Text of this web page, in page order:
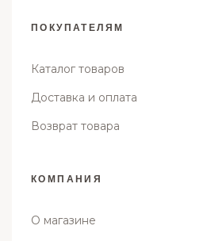
ПОКУПАТЕЛЯМ
Каталог товаров
Доставка и оплата
Возврат товара
КОМПАНИЯ
О магазине